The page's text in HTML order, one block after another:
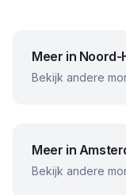
Meer in Noord-
Bekijk andere
Meer in
Bekijk andere